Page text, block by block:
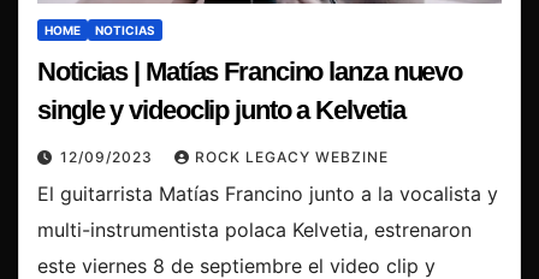
HOME NOTICIAS
Noticias | Matías Francino lanza nuevo
single y videoclip junto a Kelvetia
12/09/2023 ROCK LEGACY WEBZINE
El guitarrista Matías Francino junto a la vocalista y
multi-instrumentista polaca Kelvetia, estrenaron
este viernes 8 de septiembre el video clip y